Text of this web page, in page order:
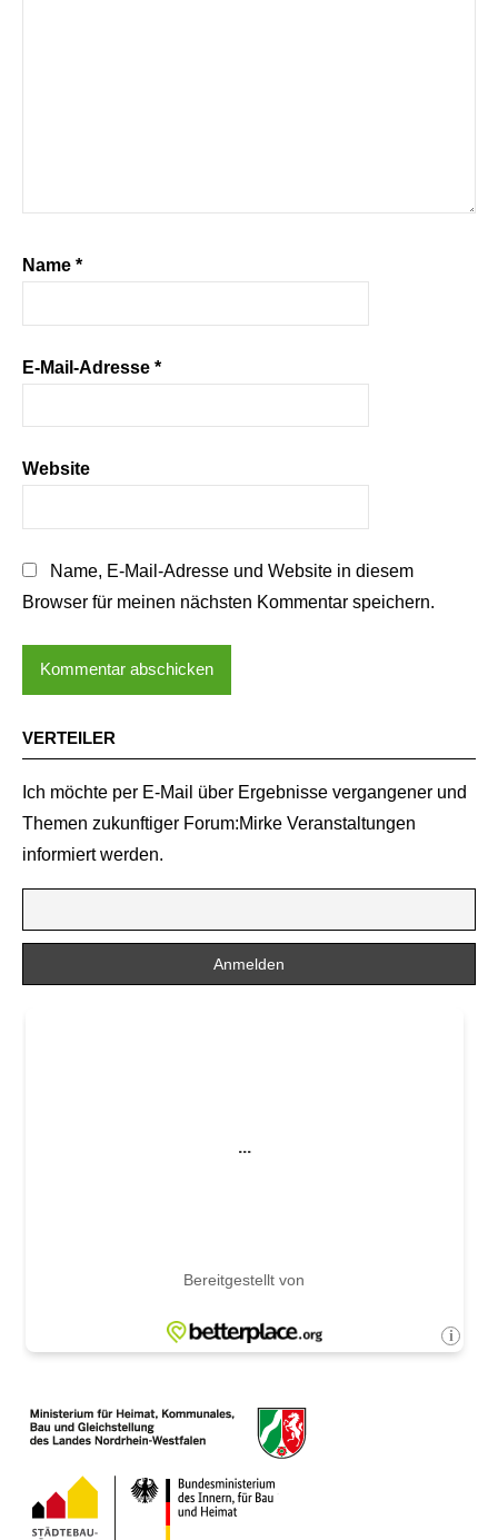
Name *
E-Mail-Adresse *
Website
Name, E-Mail-Adresse und Website in diesem
Browser für meinen nächsten Kommentar speichern.
VERTEILER
Ich möchte per E-Mail über Ergebnisse vergangener und
Themen zukunftiger Forum:Mirke Veranstaltungen
informiert werden.